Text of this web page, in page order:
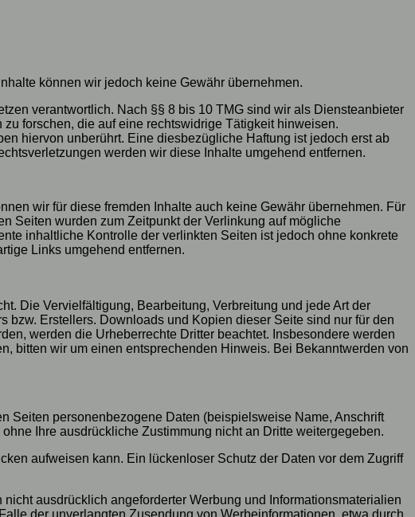
können wir jedoch keine Gewähr übernehmen.
verantwortlich. Nach §§ 8 bis 10 TMG sind wir als Diensteanbieter
forschen, die auf eine rechtswidrige Tätigkeit hinweisen.
hiervon unberührt. Eine diesbezügliche Haftung ist jedoch erst ab
werden wir diese Inhalte umgehend entfernen.
wir für diese fremden Inhalte auch keine Gewähr übernehmen. Für
Seiten wurden zum Zeitpunkt der Verlinkung auf mögliche
inhaltliche Kontrolle der verlinkten Seiten ist jedoch ohne konkrete
Links umgehend entfernen.
Die Vervielfältigung, Bearbeitung, Verbreitung und jede Art der
Erstellers. Downloads und Kopien dieser Seite sind nur für den
werden die Urheberrechte Dritter beachtet. Insbesondere werden
bitten wir um einen entsprechenden Hinweis. Bei Bekanntwerden von
Seiten personenbezogene Daten (beispielsweise Name, Anschrift
Ihre ausdrückliche Zustimmung nicht an Dritte weitergegeben.
aufweisen kann. Ein lückenloser Schutz der Daten vor dem Zugriff
ausdrücklich angeforderter Werbung und Informationsmaterialien